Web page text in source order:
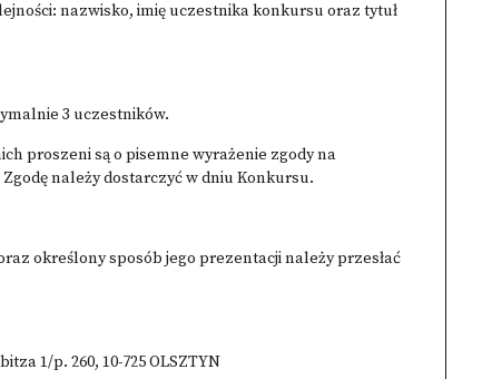
nazwisko, imię uczestnika konkursu oraz tytuł
3 uczestników.
proszeni są o pisemne wyrażenie zgody na
należy dostarczyć w dniu Konkursu.
określony sposób jego prezentacji należy przesłać
1/p. 260, 10-725 OLSZTYN